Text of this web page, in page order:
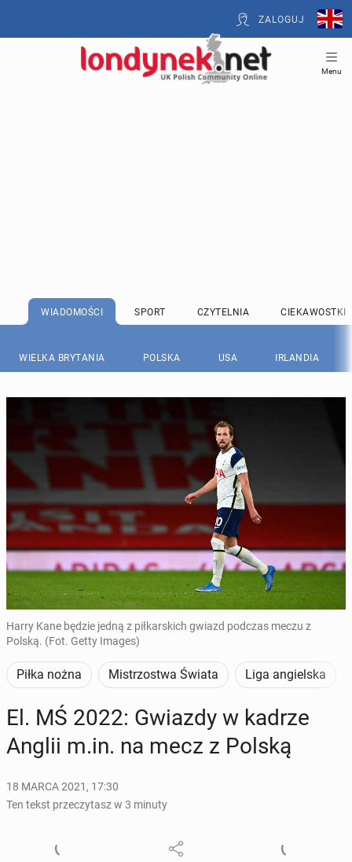
ZALOGUJ
Menu
WIADOMOŚCI SPORT CZYTELNIA CIEKAWOSTKI
WIELKA BRYTANIA POLSKA USA IRLANDIA
Harry Kane będzie jedną z piłkarskich gwiazd podczas meczu z
Polską. (Fot. Getty Images)
Piłka nożna Mistrzostwa Świata Liga angielska
El. MŚ 2022: Gwiazdy w kadrze
Anglii m.in. na mecz z Polską
18 MARCA 2021, 17:30
Ten tekst przeczytasz w 3 minuty